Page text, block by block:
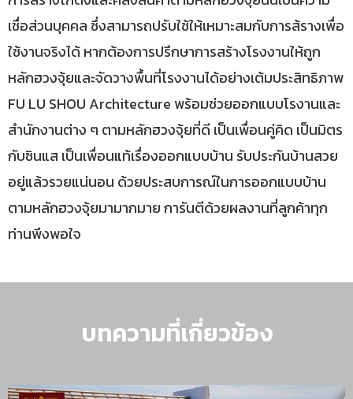
เชื่อส่วนบุคคล ซึ่งสามารถปรับใช้ให้เหมาะสมกับการส้รางเพื่อ
ใช้งานจริงได้ หากต้องการปรึกษาการสร้างโรงงานให้ถูก
หลักฮวงจุ้ยและจัดวางพื้นที่โรงงานได้อย่างเต้มประสิทธิภาพ
FU LU SHOU Architecture พร้อมช่วยออกแบบโรงานและ
สำนักงานต่าง ๆ ตามหลักฮวงจุ้ยที่ดี เป็นเพื่อนคู่คิด เป็นมิตร
กับซินแส เป็นเพื่อนแท้เรื่องออกแบบบ้าน รับประกันบ้านสวย
อยู่แล้วรวยแน่นอน ด้วยประสบการณ์ในการออกแบบบ้าน
ตามหลักฮวงจุ้ยมามากมาย การันตีด้วยผลงานที่ลูกค้าทุก
ท่านพึงพอใจ
บทความที่เกี่ยวข้อง